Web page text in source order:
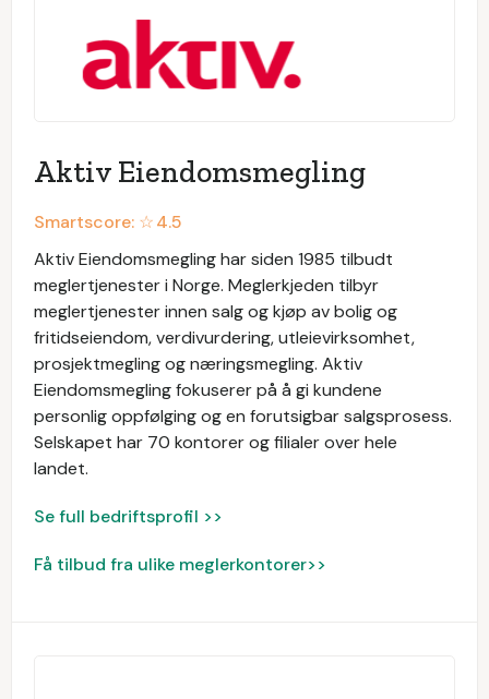
Aktiv Eiendomsmegling
Smartscore: ☆4.5
Aktiv Eiendomsmegling har siden 1985 tilbudt
meglertjenester i Norge. Meglerkjeden tilbyr
meglertjenester innen salg og kjøp av bolig og
fritidseiendom, verdivurdering, utleievirksomhet,
prosjektmegling og næringsmegling. Aktiv
Eiendomsmegling fokuserer på å gi kundene
personlig oppfølging og en forutsigbar salgsprosess.
Selskapet har 70 kontorer og filialer over hele
landet.
Se full bedriftsprofil >>
Få tilbud fra ulike meglerkontorer>>